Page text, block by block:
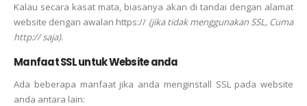
Kalau secara kasat mata, biasanya akan di tandai dengan alamat
website dengan awalan https:// (jika tidak menggunakan SSL, Cuma
http:// saja).
Manfaat SSL untuk Website anda
Ada beberapa manfaat jika anda menginstall SSL pada website
anda antara lain: